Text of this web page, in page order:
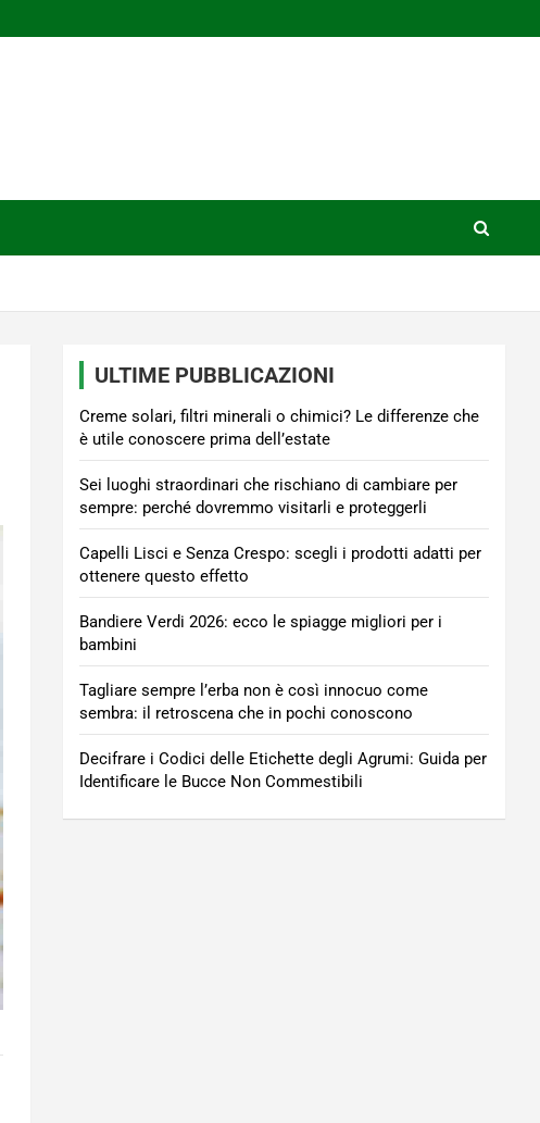
ULTIME PUBBLICAZIONI
Creme solari, filtri minerali o chimici? Le differenze che
è utile conoscere prima dell’estate
Sei luoghi straordinari che rischiano di cambiare per
sempre: perché dovremmo visitarli e proteggerli
Capelli Lisci e Senza Crespo: scegli i prodotti adatti per
ottenere questo effetto
Bandiere Verdi 2026: ecco le spiagge migliori per i
bambini
Tagliare sempre l’erba non è così innocuo come
sembra: il retroscena che in pochi conoscono
Decifrare i Codici delle Etichette degli Agrumi: Guida per
Identificare le Bucce Non Commestibili